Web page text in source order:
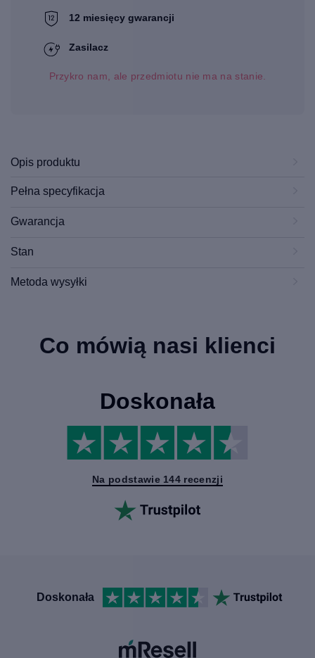
12 miesięcy gwarancji
Zasilacz
Przykro nam, ale przedmiotu nie ma na stanie.
Opis produktu
Pełna specyfikacja
Gwarancja
Stan
Metoda wysyłki
Co mówią nasi klienci
Doskonała
Na podstawie 144 recenzji
Doskonała